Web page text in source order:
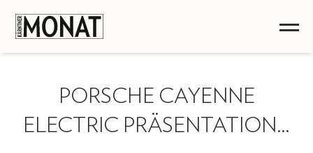
PORSCHE CAYENNE
ELECTRIC PRÄSENTATION…